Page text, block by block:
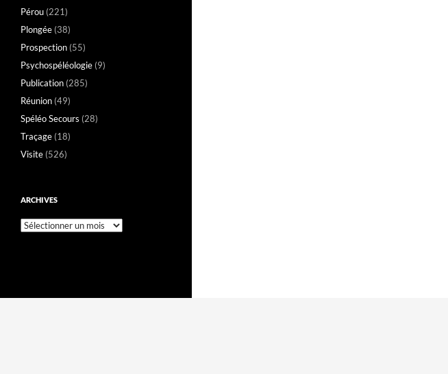
Pérou (221)
Plongée (38)
Prospection (55)
Psychospéléologie (9)
Publication (285)
Réunion (49)
Spéléo Secours (28)
Traçage (18)
Visite (526)
ARCHIVES
Archives